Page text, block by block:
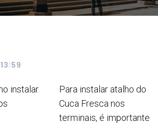
13:59
Para instalar atalho do
Cuca Fresca nos
terminais, é importante